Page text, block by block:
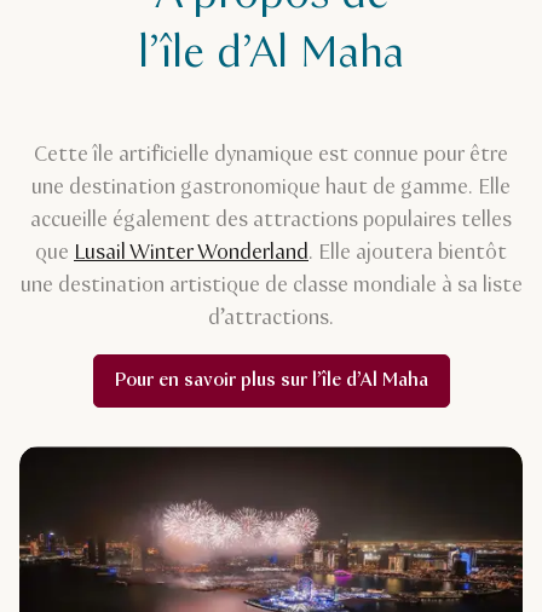
l’île d’Al Maha
Cette île artificielle dynamique est connue pour être
une destination gastronomique haut de gamme. Elle
accueille également des attractions populaires telles
que Lusail Winter Wonderland. Elle ajoutera bientôt
une destination artistique de classe mondiale à sa liste
d’attractions.
Pour en savoir plus sur l’île d’Al Maha